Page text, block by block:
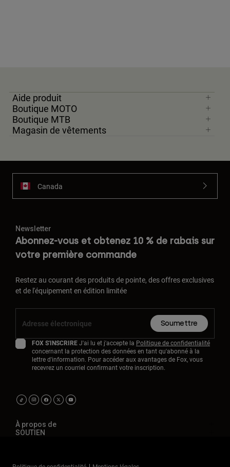
Aide produit
Boutique MOTO
Boutique MTB
Magasin de vêtements
Canada
Newsletter
Abonnez-vous et obtenez 10 % de rabais sur
votre première commande
Restez au courant des produits de pointe, des offres exclusives
et de l'équipement en édition limitée
Soumettre
FOX S'INSCRIREJ'ai lu et j'accepte la Politique de confidentialité
concernant la protection des données en tant qu'abonné à la
lettre d'information. Pour accéder aux avantages de Fox, vous
recevrez un courriel confirmant votre inscription.
À propos de
SOUTIEN